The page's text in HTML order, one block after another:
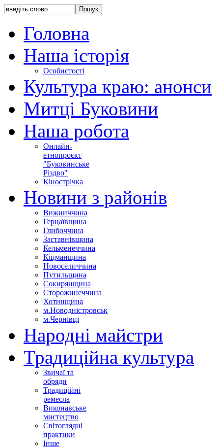
Головна
Наша історія
Особистості
Культура краю: анонси
Митці Буковини
Наша робота
Онлайн-
етнопроєкт
"Буковинське
Різдво"
Кінострічка
Новини з районів
Вижниччина
Герцаївщина
Глибоччина
Заставнівщина
Кельменеччина
Кіцманщина
Новоселиччина
Путильщина
Сокирянщина
Сторожинеччина
Хотинщина
м.Новодністровськ
м.Чернівці
Народні майстри
Традиційна культура
Звичаї та
обряди
Традиційні
ремесла
Виконавське
мистецтво
Світоглядні
практики
Інше